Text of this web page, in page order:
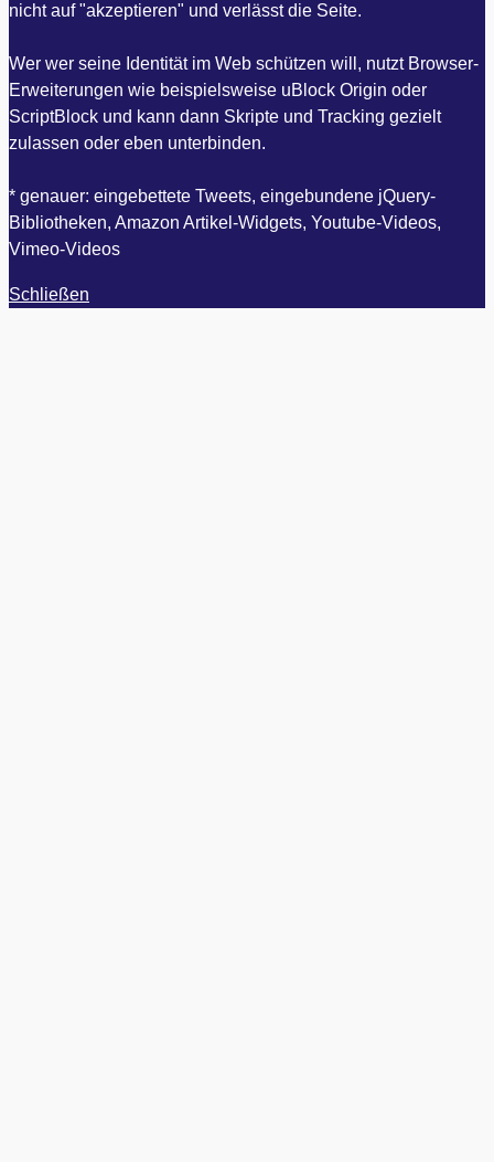
nicht auf "akzeptieren" und verlässt die Seite.
Wer wer seine Identität im Web schützen will, nutzt Browser-
Erweiterungen wie beispielsweise uBlock Origin oder
ScriptBlock und kann dann Skripte und Tracking gezielt
zulassen oder eben unterbinden.
* genauer: eingebettete Tweets, eingebundene jQuery-
Bibliotheken, Amazon Artikel-Widgets, Youtube-Videos,
Vimeo-Videos
Schließen